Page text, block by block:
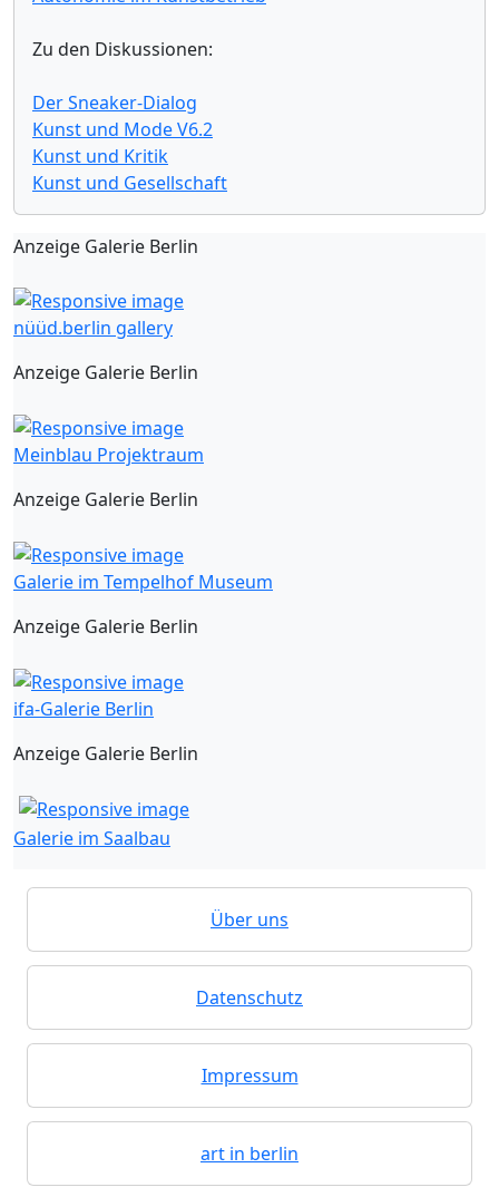
Zu den Diskussionen:
Der Sneaker-Dialog
Kunst und Mode V6.2
Kunst und Kritik
Kunst und Gesellschaft
Anzeige Galerie Berlin
nüüd.berlin gallery
Anzeige Galerie Berlin
Meinblau Projektraum
Anzeige Galerie Berlin
Galerie im Tempelhof Museum
Anzeige Galerie Berlin
ifa-Galerie Berlin
Anzeige Galerie Berlin
Galerie im Saalbau
Über uns
Datenschutz
Impressum
art in berlin